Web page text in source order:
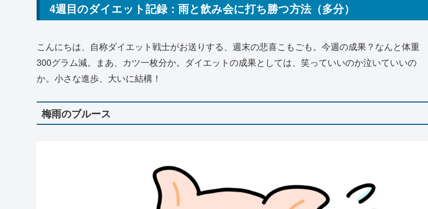
4週目のダイエット記録：雨と飲み会に打ち勝つ方法（多分）
こんにちは、自称ダイエット戦士がお送りする、週末の悲喜こもごも。今週の成果？なんと体重
300グラム減。まあ、カツ一枚分か。ダイエットの成果としては、笑っていいのか泣いていいの
か。小さな進歩、大いに結構！
梅雨のブルース